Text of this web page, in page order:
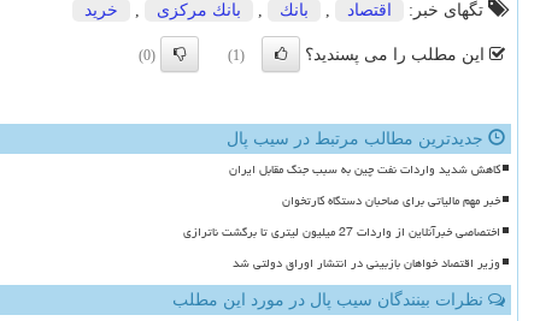
تگهای خبر:
اقتصاد , بانك , بانك مركزی , خرید
این مطلب را می پسندید؟ (1)
(0)
جدیدترین مطالب مرتبط در سیب پال
کاهش شدید واردات نفت چین به سبب جنگ مقابل ایران
خبر مهم مالیاتی برای صاحبان دستگاه کارتخوان
اختصاصی خبرآنلاین از واردات 27 میلیون لیتری تا برگشت ناترازی
وزیر اقتصاد خواهان بازبینی در انتشار اوراق دولتی شد
نظرات بینندگان سیب پال در مورد این مطلب